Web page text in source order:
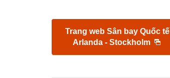
Trang web Sân bay Quốc tế
Arlanda - Stockholm